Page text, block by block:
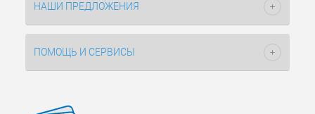
НАШИ ПРЕДЛОЖЕНИЯ
ПОМОЩЬ И СЕРВИСЫ